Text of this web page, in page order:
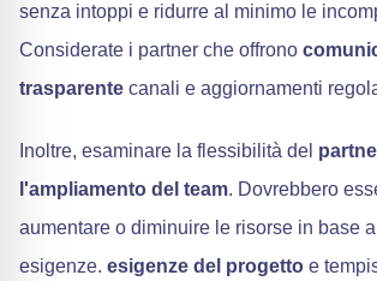
senza intoppi e ridurre al minimo le
Considerate i partner che offrono
trasparente canali e aggiornamenti
Inoltre, esaminare la flessibilità del
l'ampliamento del team. Dovrebbero
aumentare o diminuire le risorse in base
esigenze. esigenze del progetto e